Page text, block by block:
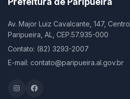
Av. Major Luiz Cavalcante, 147, Centro,
Paripueira, AL, CEP.57.935-000
Contato: (82) 3293-2007
E-mail: contato@paripueira.al.gov.br